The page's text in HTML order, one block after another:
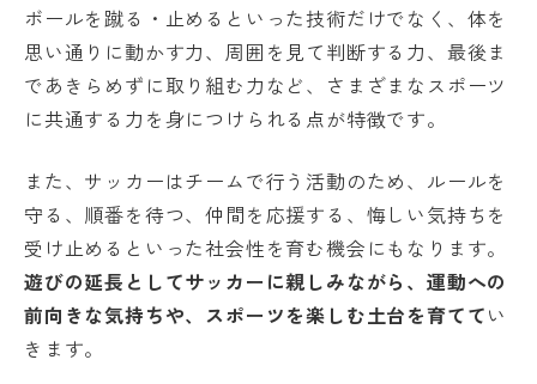
ボールを蹴る・止めるといった技術だけでなく、体を
思い通りに動かす力、周囲を見て判断する力、最後ま
であきらめずに取り組む力など、さまざまなスポーツ
に共通する力を身につけられる点が特徴です。
また、サッカーはチームで行う活動のため、ルールを
守る、順番を待つ、仲間を応援する、悔しい気持ちを
受け止めるといった社会性を育む機会にもなります。
遊びの延長としてサッカーに親しみながら、運動への
前向きな気持ちや、スポーツを楽しむ土台を育ててい
きます。